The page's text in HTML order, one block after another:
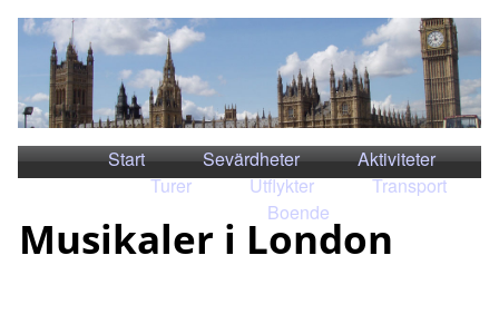
Start Sevärdheter
Aktiviteter
Turer
Utflykter
Transport
Boende
Musikaler i London